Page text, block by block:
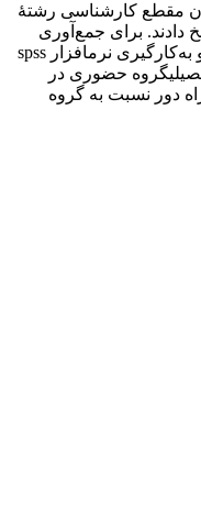
مقطع کارشناسی رشتۀ
شدند و به پرسشنامه­ها پاسخ دادند. برای جمع‌آوری
اطلاعات، از پرسشنامۀ خودپندارۀ تحصیلی و چهار پرسشنامۀ محقق‌ساخته برای عملکرد تحصیلی استفاده شد. پاسخ­ها پس از جمع‌آوری با استفاده از فنون آمار توصیفی و استنباطی و به‌کارگیری نرم­افزار spss
حضوری در
دور نسبت به گروه